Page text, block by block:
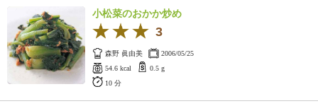
ケ
シ
ョ
ナ
小松菜のおかか炒め
3
森野 眞由美
2006/05/25
54.6 kcal
0.5 g
10 分